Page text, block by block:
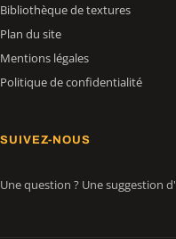
Bibliothèque de textures
Plan du site
Mentions légales
Politique de confidentialité
SUIVEZ-NOUS
Une question ? Une suggestion